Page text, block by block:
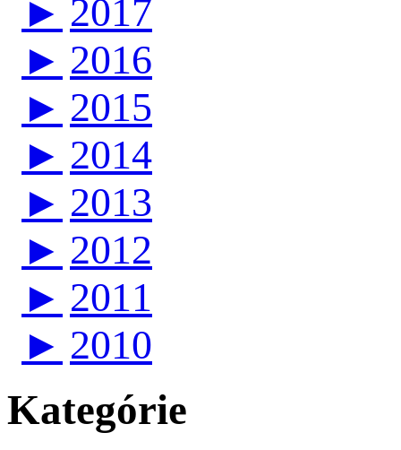
► 2017
► 2016
► 2015
► 2014
► 2013
► 2012
► 2011
► 2010
Kategórie